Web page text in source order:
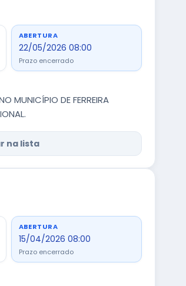
ABERTURA
22/05/2026 08:00
Prazo encerrado
DE FERREIRA
na lista
ABERTURA
15/04/2026 08:00
Prazo encerrado